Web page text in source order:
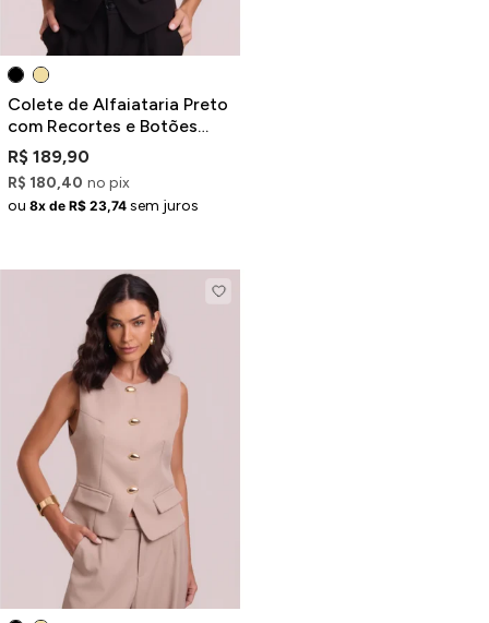
Colete de Alfaiataria Preto
com Recortes e Botões
Dourados
R$ 189,90
R$ 180,40 no pix
ou 8x de R$ 23,74 sem juros